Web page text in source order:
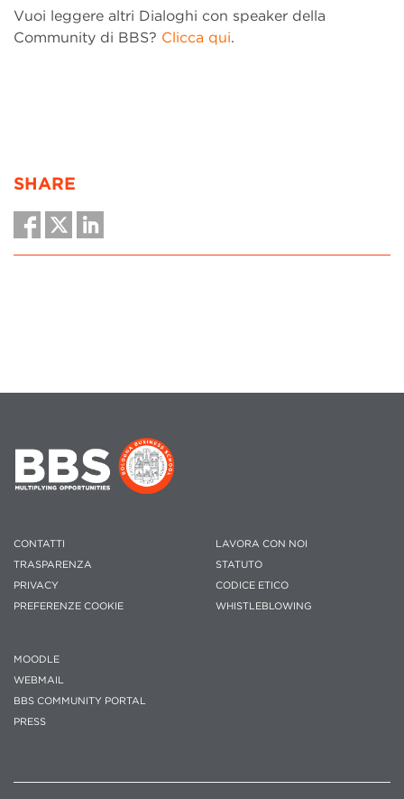
Vuoi leggere altri Dialoghi con speaker della
Community di BBS? Clicca qui.
SHARE
CONTATTI
TRASPARENZA
PRIVACY
PREFERENZE COOKIE
LAVORA CON NOI
STATUTO
CODICE ETICO
WHISTLEBLOWING
MOODLE
WEBMAIL
BBS COMMUNITY PORTAL
PRESS